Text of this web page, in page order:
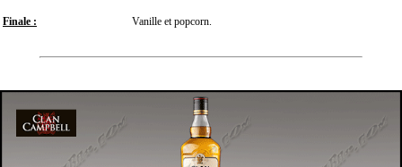
Finale : Vanille et popcorn.